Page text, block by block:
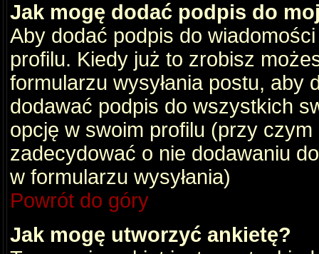
Jak mogę dodać podpis do
Aby dodać podpis do
profilu. Kiedy już to zrobisz
formularzu wysyłania postu,
dodawać podpis do wszystkich
opcję w swoim profilu (przy
zadecydować o nie dodawaniu
w formularzu wysyłania)
Powrót do góry
Jak mogę utworzyć ankietę?